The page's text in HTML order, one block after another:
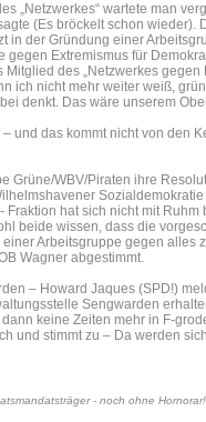
„Netzwerkes“ wartete man
(Es bröckelt schon wieder).
in der Gründung einer
Extremismus für
des „Netzwerkes gegen
ich nicht mehr weiter weiß,
denkt. Das wäre unserem
und das kommt nicht von den
Grüne/WBV/Piraten ihre
hat sich nicht mit Ruhm
beide wissen, dass die
Arbeitsgruppe gegen alles
Wagner abgestimmt.
– Howard Jaques (SPD!)
Sengwarden
keine Zeiten mehr in F-
und stimmt zu – Da werden
- noch ohne Hornorar!